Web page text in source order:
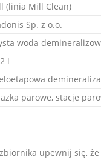
(linia Mill Clean)
Sp. z o.o.
woda
l
parowe, stacje
upewnij się,